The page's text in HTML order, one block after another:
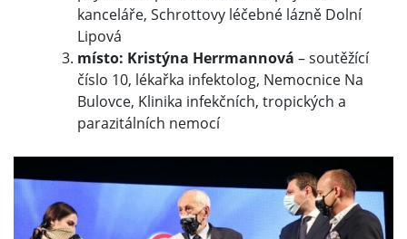
kanceláře, Schrottovy léčebné lázně Dolní
Lipová
místo: Kristýna Herrmannová – soutěžící
číslo 10, lékařka infektolog, Nemocnice Na
Bulovce, Klinika infekčních, tropických a
parazitálních nemocí